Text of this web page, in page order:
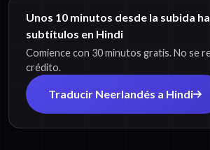
Unos 10 minutos desde la subida
subtítulos en Hindi
Comience con 30 minutos gratis. No se
crédito.
Traducir Neerlandés a Hindi